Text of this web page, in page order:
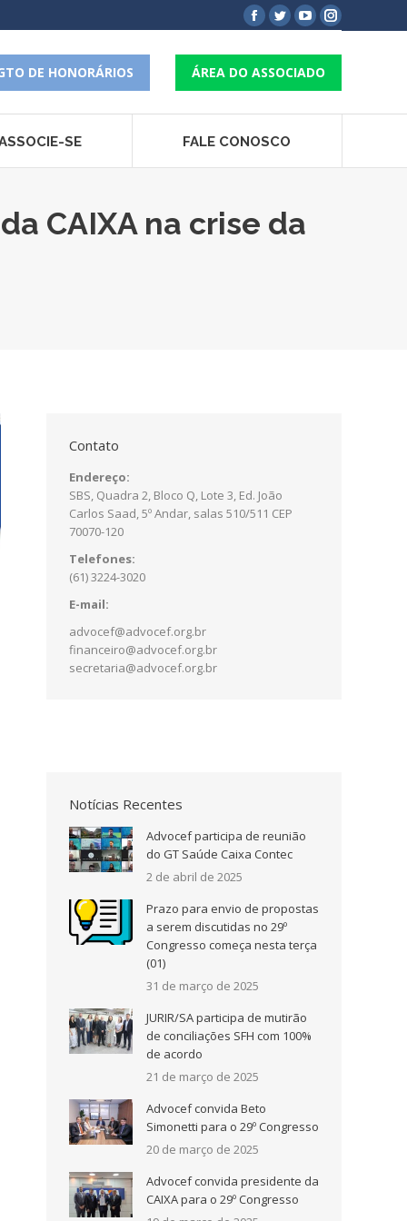
Facebook
opens
in
new
window
Twitter
opens
in
new
window
YouTube
opens
in
new
Instagram
in
new
DE HONORÁRIOS ÁREA DO ASSOCIADO
SE FALE CONOSCO
CAIXA na crise da
Contato
Endereço:
SBS, Quadra 2, Bloco Q, Lote 3, Ed. João
Carlos Saad, 5º Andar, salas 510/511 CEP
70070-120
Telefones:
(61) 3224-3020
E-mail:
advocef@advocef.org.br
financeiro@advocef.org.br
secretaria@advocef.org.br
Notícias Recentes
Advocef participa de reunião
do GT Saúde Caixa Contec
2 de abril de 2025
Prazo para envio de propostas
a serem discutidas no 29º
Congresso começa nesta terça
(01)
31 de março de 2025
JURIR/SA participa de mutirão
de conciliações SFH com 100%
de acordo
21 de março de 2025
Advocef convida Beto
Simonetti para o 29º Congresso
20 de março de 2025
Advocef convida presidente da
CAIXA para o 29º Congresso